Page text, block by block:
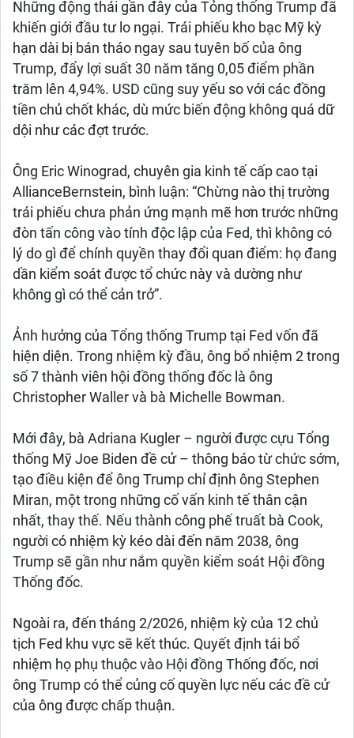
Những động thái gần đây của Tỏng thống Trump đã
khiến giới đầu tư lo ngại. Trái phiếu kho bạc Mỹ kỳ
hạn dài bị bán tháo ngay sau tuyên bố của ông
Trump, đẩy lợi suất 30 năm tăng 0,05 điểm phần
trăm lên 4,94%. USD cũng suy yếu so với các đồng
tiền chủ chốt khác, dù mức biến động không quá dữ
dội như các đợt trước.
Ông Eric Winograd, chuyên gia kinh tế cấp cao tại
AllianceBernstein, bình luận: “Chừng nào thị trường
trái phiếu chưa phản ứng mạnh mẽ hơn trước những
đòn tấn công vào tính độc lập của Fed, thì không có
lý do gì để chính quyền thay đổi quan điểm: họ đang
dần kiểm soát được tổ chức này và dường như
không gì có thể cản trở”.
Ảnh hưởng của Tổng thống Trump tại Fed vốn đã
hiện diện. Trong nhiệm kỳ đầu, ông bổ nhiệm 2 trong
số 7 thành viên hội đồng thống đốc là ông
Christopher Waller và bà Michelle Bowman.
Mới đây, bà Adriana Kugler – người được cựu Tổng
thống Mỹ Joe Biden đề cử – thông báo từ chức sớm,
tạo điều kiện để ông Trump chỉ định ông Stephen
Miran, một trong những cố vấn kinh tế thân cận
nhất, thay thế. Nếu thành công phế truất bà Cook,
người có nhiệm kỳ kéo dài đến năm 2038, ông
Trump sẽ gần như nắm quyền kiểm soát Hội đồng
Thống đốc.
Ngoài ra, đến tháng 2/2026, nhiệm kỳ của 12 chủ
tịch Fed khu vực sẽ kết thúc. Quyết định tái bổ
nhiệm họ phụ thuộc vào Hội đồng Thống đốc, nơi
ông Trump có thể củng cố quyền lực nếu các đề cử
của ông được chấp thuận.